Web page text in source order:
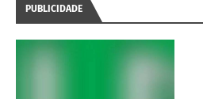
PUBLICIDADE